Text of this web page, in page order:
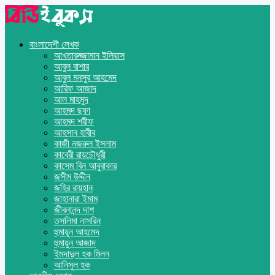
বাংলাদেশী লেখক
আখতারুজ্জামান ইলিয়াস
আবুল বাশার
আবুল মনসুর আহমেদ
আরিফ আজাদ
আল মাহমুদ
আহমদ ছফা
আহমদ শরীফ
আহসান হাবীব
কাজী নজরুল ইসলাম
কাবেরী রায়চৌধুরী
কাসেম বিন আবুবাকার
জসীম উদ্দীন
জহির রায়হান
জাহানারা ইমাম
জীবনানন্দ দাশ
তসলিমা নাসরিন
হুমায়ূন আহমেদ
হুমায়ুন আজাদ
ইমদাদুল হক মিলন
আনিসুল হক